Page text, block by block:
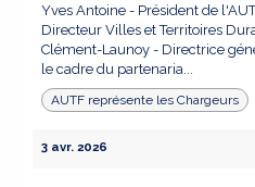
Yves Antoine - Président de
Directeur Villes et Territoires
Clément-Launoy - Directrice
le cadre du partenaria...
AUTF représente les Chargeurs
3 avr. 2026